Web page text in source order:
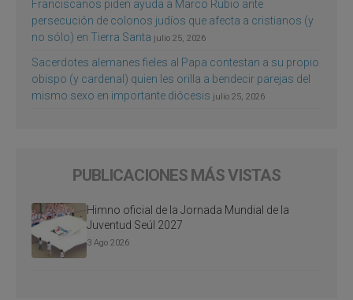
Franciscanos piden ayuda a Marco Rubio ante
persecución de colonos judíos que afecta a cristianos (y
no sólo) en Tierra Santa julio 25, 2026
Sacerdotes alemanes fieles al Papa contestan a su propio
obispo (y cardenal) quien les orilla a bendecir parejas del
mismo sexo en importante diócesis julio 25, 2026
PUBLICACIONES MÁS VISTAS
Himno oficial de la Jornada Mundial de la
Juventud Seúl 2027
3 Ago 2026